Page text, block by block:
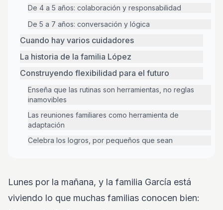
De 4 a 5 años: colaboración y responsabilidad
De 5 a 7 años: conversación y lógica
Cuando hay varios cuidadores
La historia de la familia López
Construyendo flexibilidad para el futuro
Enseña que las rutinas son herramientas, no reglas
inamovibles
Las reuniones familiares como herramienta de
adaptación
Celebra los logros, por pequeños que sean
Lunes por la mañana, y la familia García está
viviendo lo que muchas familias conocen bien: